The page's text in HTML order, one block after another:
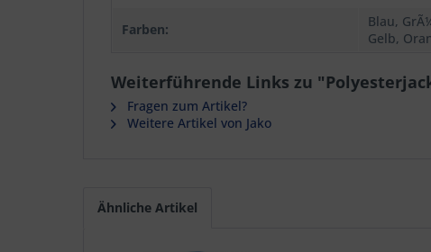
Farben:
Blau,
Gelb,
Weiterführende Links zu
Fragen zum Artikel?
Weitere Artikel von Jako
Ähnliche Artikel